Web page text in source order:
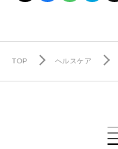
TOP ヘルスケア